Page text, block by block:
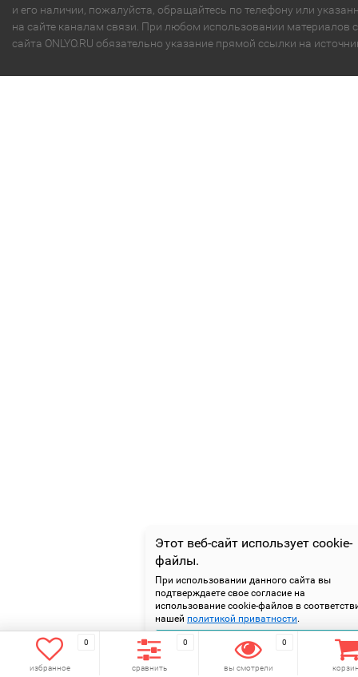
Этот веб-сайт использует cookie-
файлы.
При использовании данного сайта вы
подтверждаете свое согласие на
использование cookie-файлов в
нашей политикой приватности.
Подтверждаю
и его наличии, пожалуйста, обращайтесь по телефону или
на сайте каналам связи. При любом использовании материалов с
сайта ONLYO.RU обязательно указание прямой ссылки на
0
избранное
0
сравнить
0
вы смотрели